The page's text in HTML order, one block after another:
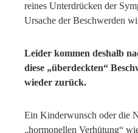
reines Unterdrücken der
Ursache der Beschwerden
Leider kommen deshalb
diese „überdeckten“
wieder zurück.
Ein Kinderwunsch oder die
„hormonellen Verhütung“